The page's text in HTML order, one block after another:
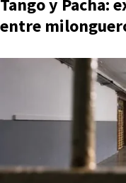
Tango y Pacha:
entre